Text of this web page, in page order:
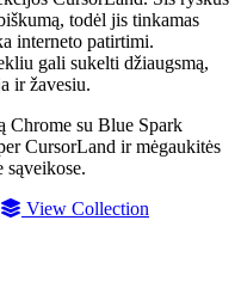
todėl jis tinkamas
interneto patirtimi.
gali sukelti džiaugsmą,
ir žavesiu.
Chrome su Blue Spark
CursorLand ir mėgaukitės
sąveikose.
View Collection